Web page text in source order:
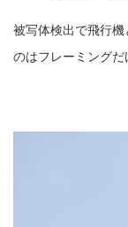
被写体検出で飛行
のはフレーミングだ